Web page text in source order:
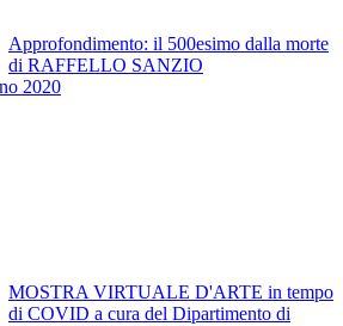
Approfondimento: il 500esimo dalla morte
di RAFFELLO SANZIO
2020
MOSTRA VIRTUALE D'ARTE in tempo
di COVID a cura del Dipartimento di